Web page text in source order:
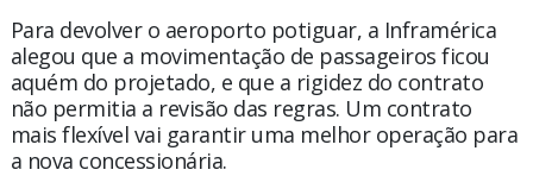
Para devolver o aeroporto potiguar, a Inframérica
alegou que a movimentação de passageiros ficou
aquém do projetado, e que a rigidez do contrato
não permitia a revisão das regras. Um contrato
mais flexível vai garantir uma melhor operação para
a nova concessionária.